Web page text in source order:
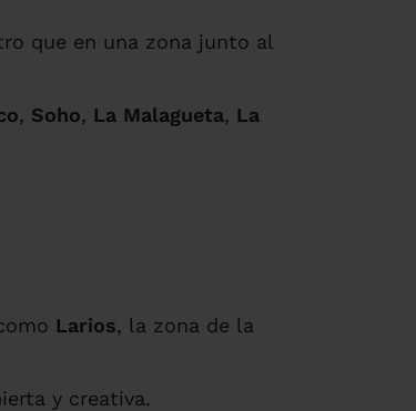
que en una zona junto al
, Soho, La Malagueta, La
Larios, la zona de la
y creativa.